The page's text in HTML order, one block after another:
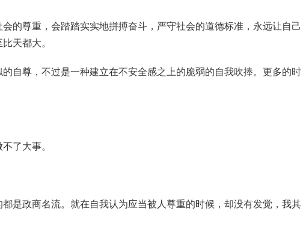
的尊重，会踏踏实实地拼搏奋斗，严守社会的道德标准，永远让自己
天都大。
自尊，不过是一种建立在不安全感之上的脆弱的自我吹捧。更多的时
了大事。
是政商名流。就在自我认为应当被人尊重的时候，却没有发觉，我其